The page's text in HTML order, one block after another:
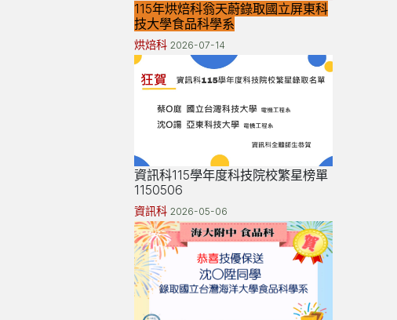
115年烘焙科翁天蔚錄取國立屏東科
技大學食品科學系
烘焙科2026-07-14
資訊科115學年度科技院校繁星榜單
1150506
資訊科2026-05-06